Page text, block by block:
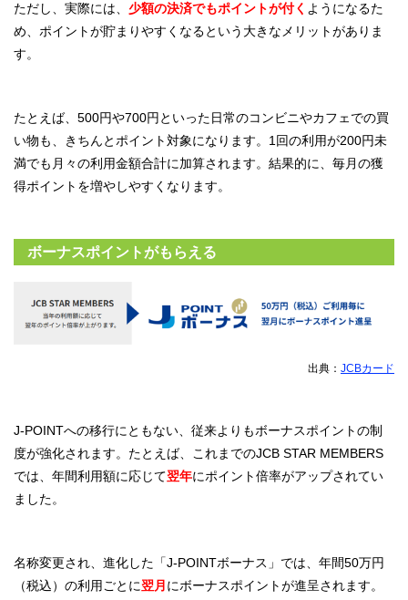
ただし、実際には、 少額の決済でもポイントが付く ようになるた
め、ポイントが貯まりやすくなるという大きなメリットがありま
す。
たとえば、500円や700円といった日常のコンビニやカフェでの買
い物も、きちんとポイント対象になります。1回の利用が200円未
満でも月々の利用金額合計に加算されます。結果的に、毎月の獲
得ポイントを増やしやすくなります。
ボーナスポイントがもらえる
出典： JCBカード
J-POINTへの移行にともない、従来よりもボーナスポイントの制
度が強化されます。たとえば、これまでのJCB STAR MEMBERS
では、年間利用額に応じて翌年にポイント倍率がアップされてい
ました。
名称変更され、進化した「J-POINTボーナス」では、年間50万円
（税込）の利用ごとに翌月 にボーナスポイントが進呈されます。